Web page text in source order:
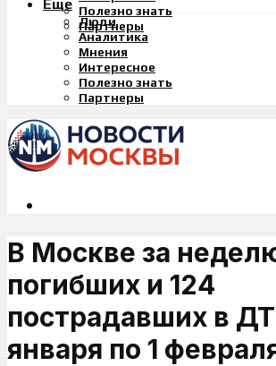
Полезно знать
Партнеры
Еще
Люди
Аналитика
Мнения
Интересное
Полезно знать
Партнеры
В Москве за
погибших и 124
пострадавших в
января по 1